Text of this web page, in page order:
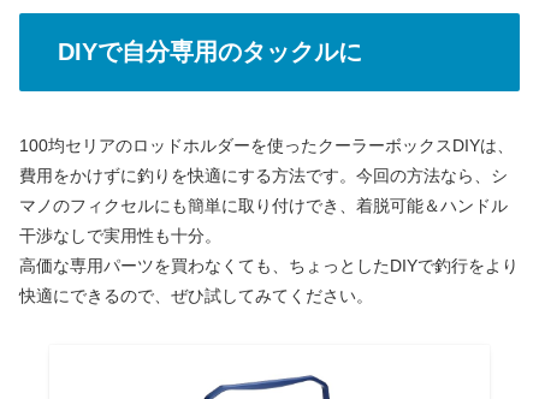
DIYで自分専用のタックルに
100均セリアのロッドホルダーを使ったクーラーボックスDIYは、
費用をかけずに釣りを快適にする方法です。今回の方法なら、シ
マノのフィクセルにも簡単に取り付けでき、着脱可能＆ハンドル
干渉なしで実用性も十分。
高価な専用パーツを買わなくても、ちょっとしたDIYで釣行をより
快適にできるので、ぜひ試してみてください。